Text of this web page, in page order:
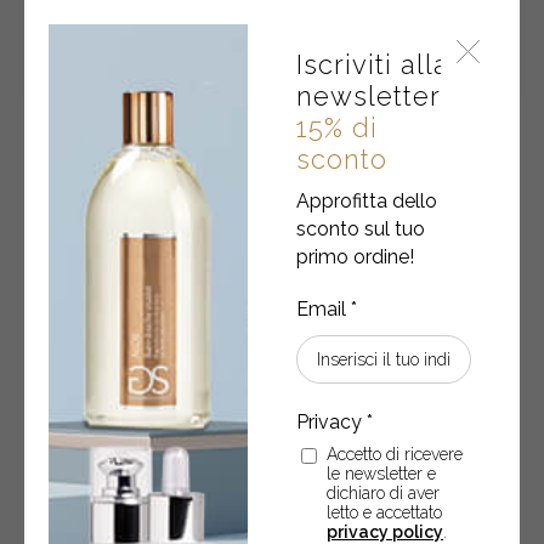
Iscriviti alla
newsletter
15% di
sconto
Approfitta dello
sconto sul tuo
primo ordine!
Accetto di ricevere
le newsletter e
dichiaro di aver
letto e accettato
privacy policy
Scrub corpo • FIORI DI COTONE
Scrub corpo 250 ml
12,90
Scrub
corpo
FIORI
DI
COTONE
- ACQUISTA